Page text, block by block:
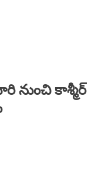
నుంచి కాశ్మీర్